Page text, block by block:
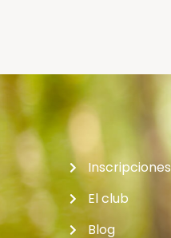
Inscripciones
El club
Blog